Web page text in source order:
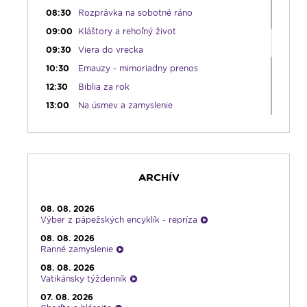
08:30
Rozprávka na sobotné ráno
09:00
Kláštory a rehoľný život
09:30
Viera do vrecka
10:30
Emauzy - mimoriadny prenos
12:30
Biblia za rok
13:00
Na úsmev a zamyslenie
milosrdenstva
16:00
Pozdravy z Rádia LUMEN
17:30
Infolumen
18:00
Emauzy - sv. omša 18:00
19:00
Ruženec pre Slovensko
19:45
Rádio Vatikán - SK
20:00
Vešpery
ARCHÍV
08. 08. 2026
Výber z pápežských encyklík - repríza
08. 08. 2026
Ranné zamyslenie
08. 08. 2026
Vatikánsky týždenník
07. 08. 2026